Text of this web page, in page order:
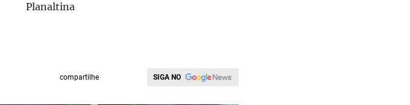
Planaltina
compartilhe SIGA NO